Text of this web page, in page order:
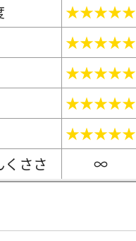
★★★★★
★★★★★
★★★★★
★★★★★
★★★★★
ささ
∞